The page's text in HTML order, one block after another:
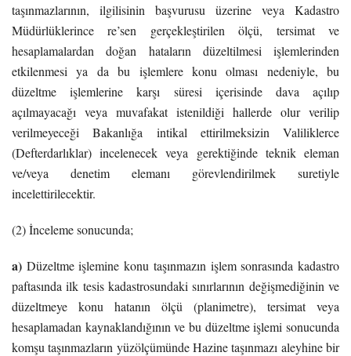
taşınmazlarının, ilgilisinin başvurusu üzerine veya Kadastro
Müdürlüklerince re’sen gerçekleştirilen ölçü, tersimat ve
hesaplamalardan doğan hataların düzeltilmesi işlemlerinden
etkilenmesi ya da bu işlemlere konu olması nedeniyle, bu
düzeltme işlemlerine karşı süresi içerisinde dava açılıp
açılmayacağı veya muvafakat istenildiği hallerde olur verilip
verilmeyeceği Bakanlığa intikal ettirilmeksizin Valiliklerce
(Defterdarlıklar) incelenecek veya gerektiğinde teknik eleman
ve/veya denetim elemanı görevlendirilmek suretiyle
incelettirilecektir.
(2) İnceleme sonucunda;
a) Düzeltme işlemine konu taşınmazın işlem sonrasında kadastro
paftasında ilk tesis kadastrosundaki sınırlarının değişmediğinin ve
düzeltmeye konu hatanın ölçü (planimetre), tersimat veya
hesaplamadan kaynaklandığının ve bu düzeltme işlemi sonucunda
komşu taşınmazların yüzölçümünde Hazine taşınmazı aleyhine bir